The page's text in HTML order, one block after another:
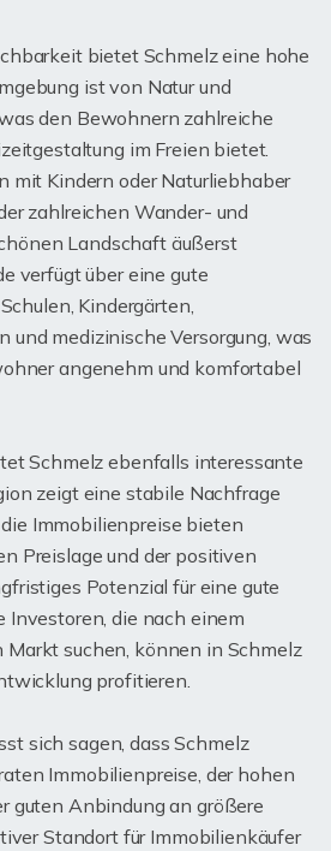
bietet Schmelz eine hohe
ist von Natur und
den Bewohnern zahlreiche
im Freien bietet.
mit Kindern oder Naturliebhaber
zahlreichen Wander- und
Landschaft äußerst
verfügt über eine gute
Kindergärten,
und medizinische Versorgung, was
angenehm und komfortabel
Schmelz ebenfalls interessante
zeigt eine stabile Nachfrage
Immobilienpreise bieten
Preislage und der positiven
Potenzial für eine gute
Investoren, die nach einem
suchen, können in Schmelz
profitieren.
sich sagen, dass Schmelz
Immobilienpreise, der hohen
guten Anbindung an größere
Standort für Immobilienkäufer